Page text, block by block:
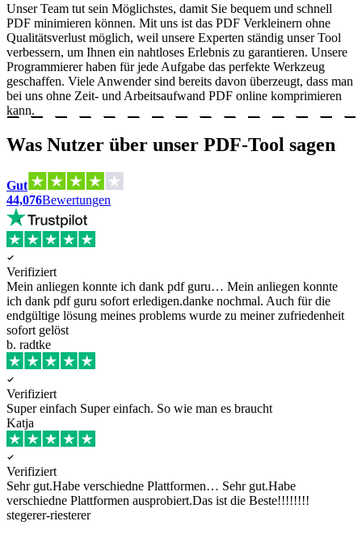
Unser Team tut sein Möglichstes, damit Sie bequem und schnell
PDF minimieren können. Mit uns ist das PDF Verkleinern ohne
Qualitätsverlust möglich, weil unsere Experten ständig unser Tool
verbessern, um Ihnen ein nahtloses Erlebnis zu garantieren. Unsere
Programmierer haben für jede Aufgabe das perfekte Werkzeug
geschaffen. Viele Anwender sind bereits davon überzeugt, dass man
bei uns ohne Zeit- und Arbeitsaufwand PDF online komprimieren
kann.
Was Nutzer über unser PDF-Tool sagen
Gut
44,076Bewertungen
Verifiziert
Mein anliegen konnte ich dank pdf guru… Mein anliegen konnte
ich dank pdf guru sofort erledigen.danke nochmal. Auch für die
endgültige lösung meines problems wurde zu meiner zufriedenheit
sofort gelöst
b. radtke
Verifiziert
Super einfach Super einfach. So wie man es braucht
Katja
Verifiziert
Sehr gut.Habe verschiedne Plattformen… Sehr gut.Habe
verschiedne Plattformen ausprobiert.Das ist die Beste!!!!!!!!
stegerer-riesterer